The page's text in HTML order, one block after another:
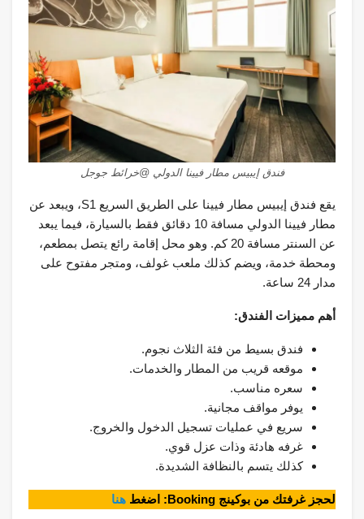
فندق إيبيس مطار فيينا الدولي @خرائط جوجل
يقع فندق إيبيس مطار فيينا على الطريق السريع S1، ويبعد عن
مطار فيينا الدولي مسافة 10 دقائق فقط بالسيارة، فيما يبعد
عن السنتر مسافة 20 كم. وهو محل إقامة رائع يتصل بمطعم،
ومحطة خدمة، ويضم كذلك ملعب غولف، ومتجر مفتوح على
مدار 24 ساعة.
أهم مميزات الفندق:
فندق بسيط من فئة الثلاث نجوم.
موقعه قريب من المطار والخدمات.
سعره مناسب.
يوفر مواقف مجانية.
سريع في عمليات تسجيل الدخول والخروج.
غرفه هادئة وذات عزل قوي.
كذلك يتسم بالنظافة الشديدة.
لحجز غرفتك من بوكينج Booking: اضغط هنا